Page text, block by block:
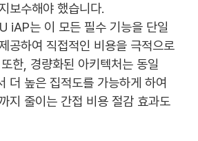
보수해야 했습니다.
iAP는 이 모든 필수 기능을 단일
공하여 직접적인 비용을 극적으로
한, 경량화된 아키텍처는 동일
더 높은 집적도를 가능하게 하여
지 줄이는 간접 비용 절감 효과도